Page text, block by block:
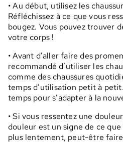
• Au début, utilisez les
Réfléchissez à ce que vous
bougez. Vous pouvez trouver
votre corps !
• Avant d’aller faire des
recommandé d’utiliser les
comme des chaussures
temps d’utilisation petit à
temps pour s’adapter à la
• Si vous ressentez une
douleur est un signe de ce
plus lentement, peut-être